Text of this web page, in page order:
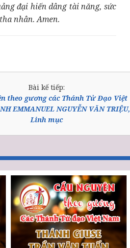
đại hiến dâng tài năng, sức
nhân. Amen.
Bài kế tiếp:
theo gương các Thánh Tử Đạo Việt
EMMANUEL NGUYỄN VĂN TRIỆU,
Linh mục